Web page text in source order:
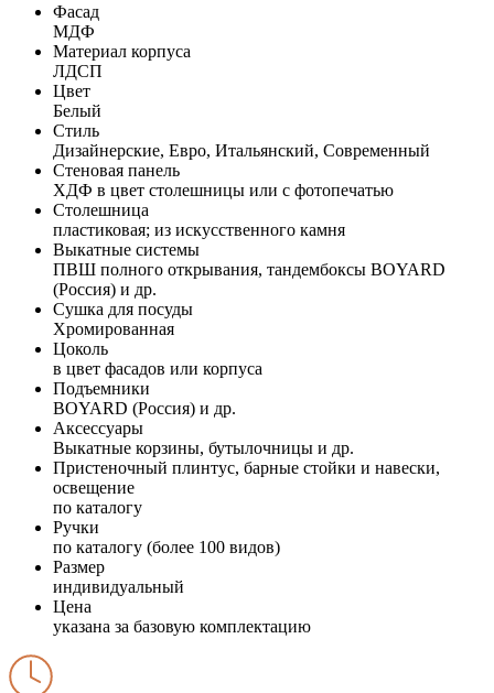
Фасад
МДФ
Материал корпуса
ЛДСП
Цвет
Белый
Стиль
Дизайнерские, Евро, Итальянский, Современный
Стеновая панель
ХДФ в цвет столешницы или с фотопечатью
Столешница
пластиковая; из искусственного камня
Выкатные системы
ПВШ полного открывания, тандембоксы BOYARD
(Россия) и др.
Сушка для посуды
Хромированная
Цоколь
в цвет фасадов или корпуса
Подъемники
BOYARD (Россия) и др.
Аксессуары
Выкатные корзины, бутылочницы и др.
Пристеночный плинтус, барные стойки и навески,
освещение
по каталогу
Ручки
по каталогу (более 100 видов)
Размер
индивидуальный
Цена
указана за базовую комплектацию